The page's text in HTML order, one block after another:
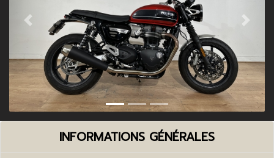
Previous Next
INFORMATIONS GÉNÉRALES